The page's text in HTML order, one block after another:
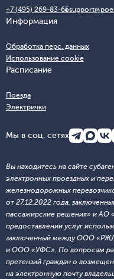
+7 (495) 269-83-65
Информация
Обработка перс. данных
Использование cookie
Расписание
Поезда
Электрички
Мы в соц. сетях
Вы находитесь на сайте
электронных проездных и
железнодорожных
от 27.12.2022 года,
пассажирские решения» и
предоставлении услуг
заключенный между ООО
и ООО «УФС». По вопросам
претензий граждан о
на электронную почту